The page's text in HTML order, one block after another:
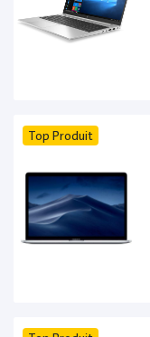
Top Produit